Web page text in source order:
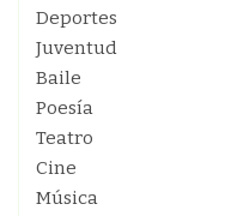
Deportes
Juventud
Baile
Poesía
Teatro
Cine
Música